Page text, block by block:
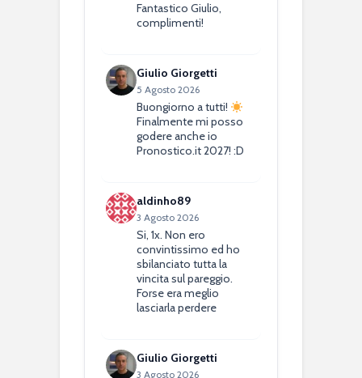
Fantastico Giulio,
complimenti!
Giulio Giorgetti
5 Agosto 2026
Buongiorno a tutti!
Finalmente mi posso
godere anche io
Pronostico.it 2027! :D
aldinho89
3 Agosto 2026
Si, 1x. Non ero
convintissimo ed ho
sbilanciato tutta la
vincita sul pareggio.
Forse era meglio
lasciarla perdere
Giulio Giorgetti
3 Agosto 2026